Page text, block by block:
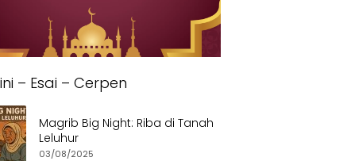
– Esai – Cerpen
Magrib Big Night: Riba di Tanah
Leluhur
03/08/2025